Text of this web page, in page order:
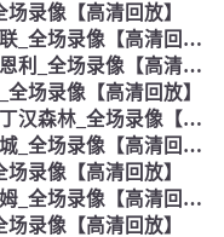
录像【高清回放】
2026年05月10日 阿森纳VS西汉姆联_全场录像【高清回放】
2026年05月10日 阿斯顿维拉VS伯恩利_全场录像【高清回放】
场录像【高清回放】
2026年05月10日 纽卡斯尔联VS诺丁汉森林_全场录像【高清回放】
2026年05月10日 布伦特福德VS曼城_全场录像【高清回放】
录像【高清回放】
2026年05月09日 伯恩茅斯VS富勒姆_全场录像【高清回放】
录像【高清回放】